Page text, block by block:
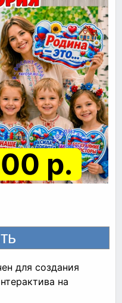
р.
для создания
на